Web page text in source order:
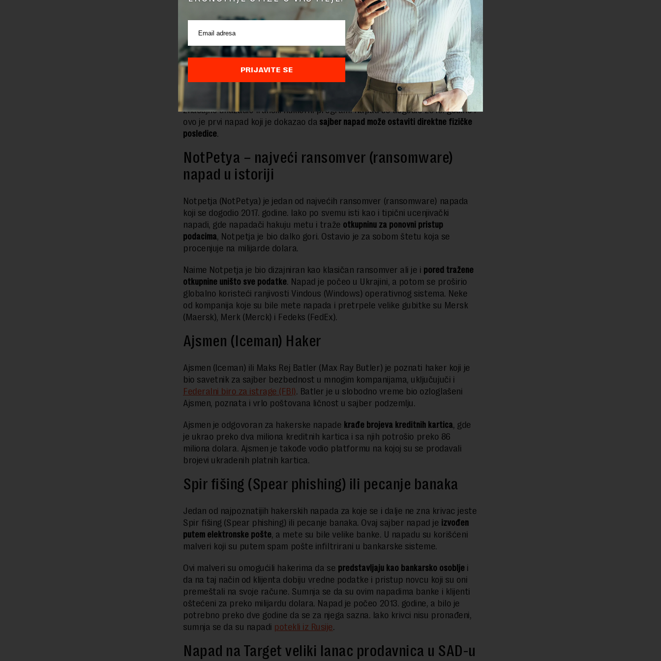
Ovaj crv je ubačen i ciljao je Simensove kontrolne table koje je Iran koristio
za kontrolu centrifuge uranijuma. Crv je nekako infiltriran u kompjuterske
mreže, a potom je uspeo da preuzme kontrolu nad sistemima za
centrifugiranje.
Stuksnet crv
je programiran da pokazuje da sistem za centrifuge radi i
pokazuje ispravnu brzinu centrifuge, dok je u realnosti brzina bila drugačija,
čime je uzrokovao mehaničke kvarove na stotinama centrifuga i time
značajno unazadio Iranski nuklerni program. Napad se dogodio 2010. godine i
ovo je prvi napad koji je dokazao da sajber napad može ostaviti direktne fizičke
posledice.
NotPetya – najveći ransomver (ransomware)
napad u istoriji
Notpetja (NotPetya) je jedan od najvećih ransomver (ransomware) napada
koji se dogodio 2017. godine. Iako po svemu isti kao i tipični ucenjivački
napadi, gde napadači hakuju metu i traže otkupninu za ponovni pristup
podacima, Notpetja je bio dalko gori. Ostavio je za sobom štetu koja se
procenjuje na milijarde dolara.
Naime Notpetja je bio dizajniran kao klasičan ransomver ali je i pored tražene
otkupnine uništo sve podatke. Napad je počeo u Ukrajini, a potom se proširio
globalno koristeći ranjivosti Vindous (Windows) operativnog sistema. Neke
od kompanija koje su bile mete napada i pretrpele velike gubitke su Mersk
(Maersk), Merk (Merck) i Fedeks (FedEx).
Ajsmen (Iceman) Haker
Ajsmen (Iceman) ili Maks Rej Batler (Max Ray Butler) je poznati haker koji je
bio savetnik za sajber bezbednost u mnogim kompanijama, uključujuči i
Federalni biro za istrage (FBI). Batler je u slobodno vreme bio ozloglašeni
Ajsmen, poznata i vrlo poštovana ličnost u sajber podzemlju.
Ajsmen je odgovoran za hakerske napade krađe brojeva kreditnih kartica, gde
je ukrao preko dva miliona kreditnih kartica i sa njih potrošio preko 86
miliona dolara. Ajsmen je takođe vodio platformu na kojoj su se prodavali
brojevi ukradenih platnih kartica.
Spir fišing (Spear phishing) ili pecanje banaka
Jedan od najpoznatijih hakerskih napada za koje se i dalje ne zna krivac jeste
Spir fišing (Spear phishing) ili pecanje banaka. Ovaj sajber napad je izvođen
putem elektronske pošte, a mete su bile velike banke. U napadu su korišćeni
malveri koji su putem spam pošte infiltrirani u bankarske sisteme.
Ovi malveri su omogućili hakerima da se predstavljaju kao bankarsko osobljei
da na taj način od klijenta dobiju vredne podatke i pristup novcu koji su oni
premeštali na svoje račune. Sumnja se da su ovim napadima banke i klijenti
oštećeni za preko milijardu dolara. Napad je počeo 2013. godine, a bilo je
potrebno preko dve godine da se za njega sazna. Iako krivci nisu pronađeni,
sumnja se da su napadi potekli iz Rusije.
Napad na Target veliki lanac prodavnica u SAD-u
PRIJAVITE SE